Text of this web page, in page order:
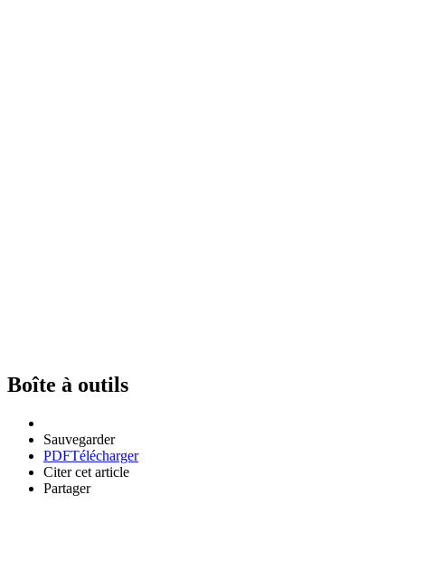
Boîte à outils
Sauvegarder
PDFTélécharger
Citer cet article
Partager